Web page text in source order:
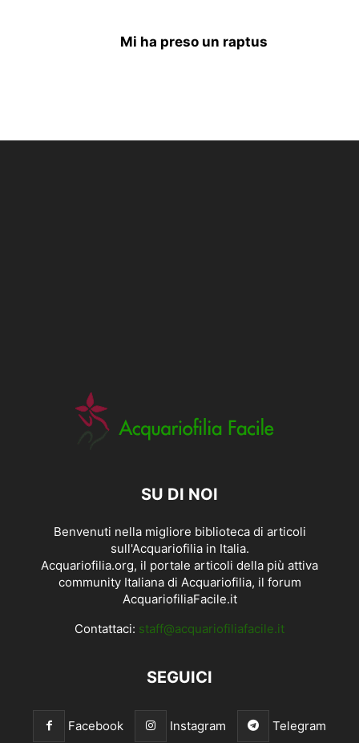
Mi ha preso un raptus
SU DI NOI
Benvenuti nella migliore biblioteca di articoli
sull'Acquariofilia in Italia.
Acquariofilia.org, il portale articoli della più attiva
community Italiana di Acquariofilia, il forum
AcquariofiliaFacile.it
Contattaci: staff@acquariofiliafacile.it
SEGUICI
Facebook Instagram Telegram